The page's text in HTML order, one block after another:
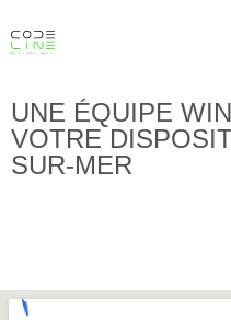
UNE ÉQUIPE
VOTRE
SUR-MER